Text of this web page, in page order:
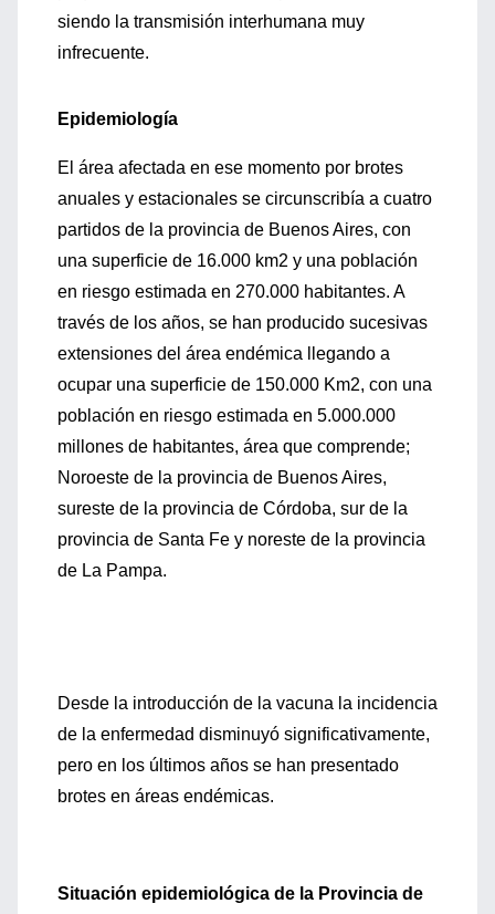
siendo la transmisión interhumana muy
infrecuente.
Epidemiología
El área afectada en ese momento por brotes
anuales y estacionales se circunscribía a cuatro
partidos de la provincia de Buenos Aires, con
una superficie de 16.000 km2 y una población
en riesgo estimada en 270.000 habitantes. A
través de los años, se han producido sucesivas
extensiones del área endémica llegando a
ocupar una superficie de 150.000 Km2, con una
población en riesgo estimada en 5.000.000
millones de habitantes, área que comprende;
Noroeste de la provincia de Buenos Aires,
sureste de la provincia de Córdoba, sur de la
provincia de Santa Fe y noreste de la provincia
de La Pampa.
Desde la introducción de la vacuna la incidencia
de la enfermedad disminuyó significativamente,
pero en los últimos años se han presentado
brotes en áreas endémicas.
Situación epidemiológica de la Provincia de